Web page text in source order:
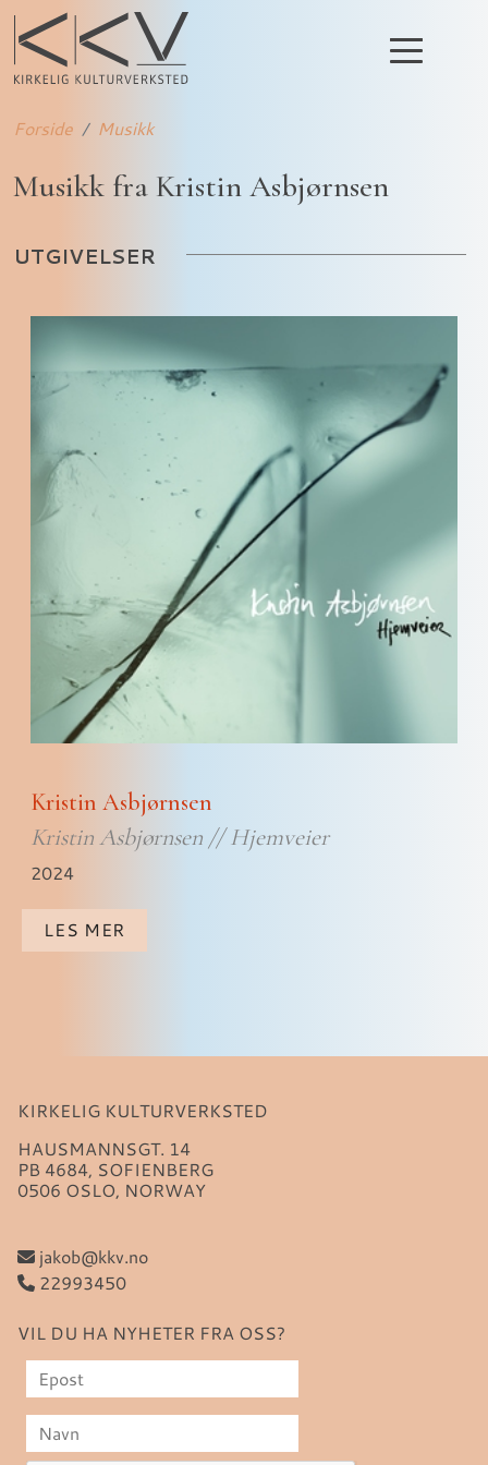
Forside Musikk
Musikk fra Kristin Asbjørnsen
UTGIVELSER
Kristin Asbjørnsen
Kristin Asbjørnsen // Hjemveier
2024
LES MER
KIRKELIG KULTURVERKSTED
HAUSMANNSGT. 14
PB 4684, SOFIENBERG
0506 OSLO, NORWAY
jakob@kkv.no
22993450
VIL DU HA NYHETER FRA OSS?